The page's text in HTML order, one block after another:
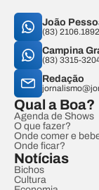
João
(83) 2106.1892
Campina
(83) 3315-
Redação
Qual a Boa?
Agenda de Shows
O que fazer?
Onde comer e
Onde ficar?
Notícias
Bichos
Cultura